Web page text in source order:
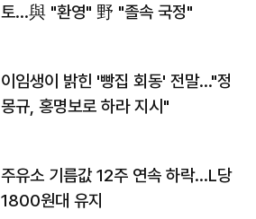
토…與 "환영" 野 "졸속 국정"
이임생이 밝힌 '빵집 회동' 전말…"정
몽규, 홍명보로 하라 지시"
주유소 기름값 12주 연속 하락…L당
1800원대 유지